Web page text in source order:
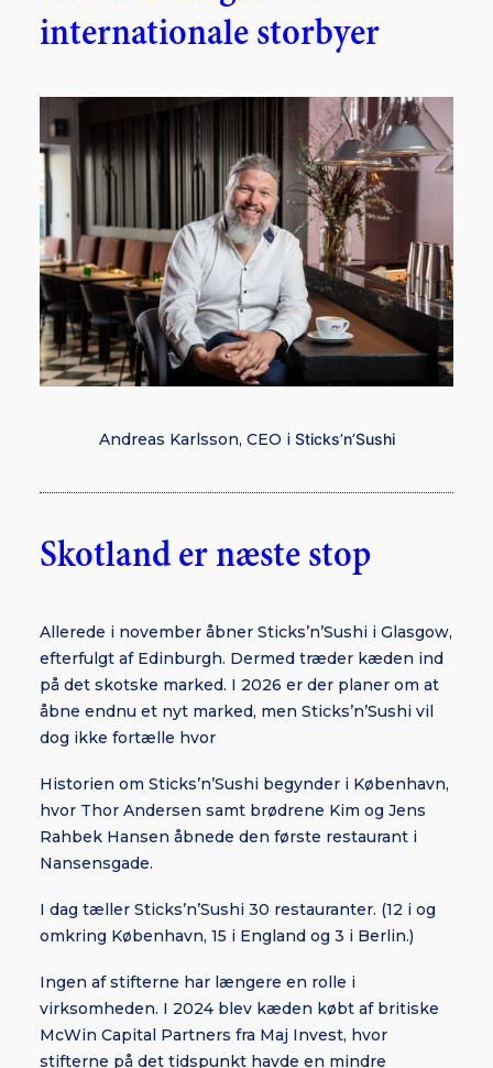
internationale storbyer
Andreas Karlsson, CEO i Sticks’n’Sushi
Skotland er næste stop
Allerede i november åbner Sticks’n’Sushi i Glasgow,
efterfulgt af Edinburgh. Dermed træder kæden ind
på det skotske marked. I 2026 er der planer om at
åbne endnu et nyt marked, men Sticks’n’Sushi vil
dog ikke fortælle hvor
Historien om Sticks’n’Sushi begynder i København,
hvor Thor Andersen samt brødrene Kim og Jens
Rahbek Hansen åbnede den første restaurant i
Nansensgade.
I dag tæller Sticks’n’Sushi 30 restauranter. (12 i og
omkring København, 15 i England og 3 i Berlin.)
Ingen af stifterne har længere en rolle i
virksomheden. I 2024 blev kæden købt af britiske
McWin Capital Partners fra Maj Invest, hvor
stifterne på det tidspunkt havde en mindre